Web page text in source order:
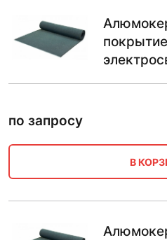
по запросу
В